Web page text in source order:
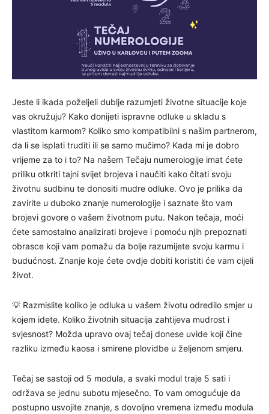
Jeste li ikada poželjeli dublje razumjeti životne situacije koje
vas okružuju? Kako donijeti ispravne odluke u skladu s
vlastitom karmom? Koliko smo kompatibilni s našim partnerom,
da li se isplati truditi ili se samo mučimo? Kada mi je dobro
vrijeme za to i to? Na našem Tečaju numerologije imat ćete
priliku otkriti tajni svijet brojeva i naučiti kako čitati svoju
životnu sudbinu te donositi mudre odluke. Ovo je prilika da
zavirite u duboko znanje numerologije i saznate što vam
brojevi govore o vašem životnom putu. Nakon tečaja, moći
ćete samostalno analizirati brojeve i pomoću njih prepoznati
obrasce koji vam pomažu da bolje razumijete svoju karmu i
budućnost. Znanje koje ćete ovdje dobiti koristiti će vam cijeli
život.
💡 Razmislite koliko je odluka u vašem životu odredilo smjer u
kojem idete. Koliko životnih situacija zahtijeva mudrost i
svjesnost? Možda upravo ovaj tečaj donese uvide koji čine
razliku između kaosa i smirene plovidbe u željenom smjeru.
Tečaj se sastoji od 5 modula, a svaki modul traje 5 sati i
održava se jednu subotu mjesečno. To vam omogućuje da
postupno usvojite znanje, s dovoljno vremena između modula